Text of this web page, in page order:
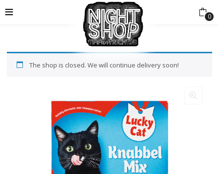
0
The shop is closed. We will continue delivery soon!